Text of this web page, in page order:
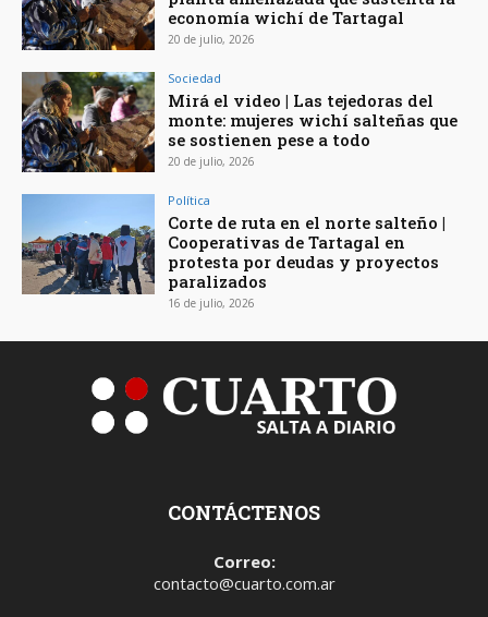
economía wichí de Tartagal
20 de julio, 2026
Sociedad
Mirá el video | Las tejedoras del
monte: mujeres wichí salteñas que
se sostienen pese a todo
20 de julio, 2026
Política
Corte de ruta en el norte salteño |
Cooperativas de Tartagal en
protesta por deudas y proyectos
paralizados
16 de julio, 2026
CONTÁCTENOS
Correo:
contacto@cuarto.com.ar